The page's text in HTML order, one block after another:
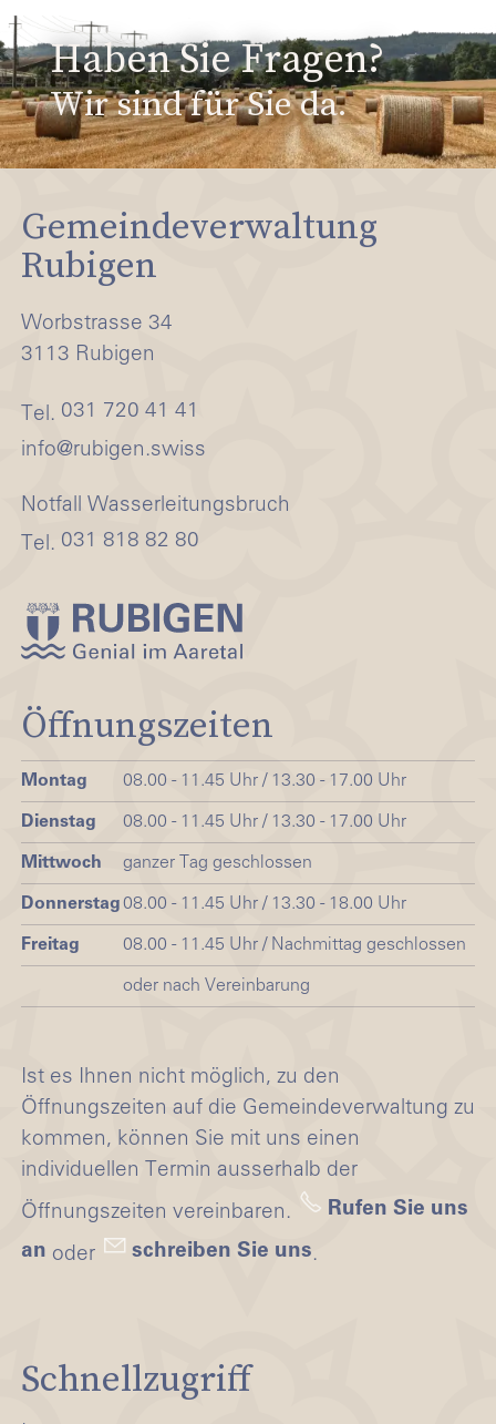
Haben Sie Fragen?
Wir sind für Sie da.
Gemeindeverwaltung
Rubigen
Worbstrasse 34
3113 Rubigen
Tel. 031 720 41 41
nf
r b g n sw ss
Notfall Wasserleitungsbruch
Tel. 031 818 82 80
Öffnungszeiten
Montag 08.00 - 11.45 Uhr / 13.30 - 17.00 Uhr
Dienstag 08.00 - 11.45 Uhr / 13.30 - 17.00 Uhr
Mittwoch ganzer Tag geschlossen
Donnerstag08.00 - 11.45 Uhr / 13.30 - 18.00 Uhr
Freitag 08.00 - 11.45 Uhr / Nachmittag geschlossen
oder nach Vereinbarung
Ist es Ihnen nicht möglich, zu den
Öffnungszeiten auf die Gemeindeverwaltung zu
kommen, können Sie mit uns einen
individuellen Termin ausserhalb der
Öffnungszeiten vereinbaren.
Rufen Sie uns
an oder schreiben Sie uns.
Schnellzugriff